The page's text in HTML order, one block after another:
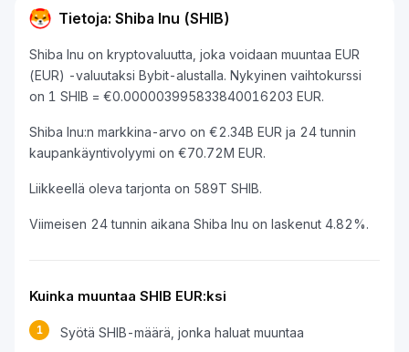
Tietoja: Shiba Inu (SHIB)
Shiba Inu on kryptovaluutta, joka voidaan muuntaa EUR
(EUR) -valuutaksi Bybit-alustalla. Nykyinen vaihtokurssi
on 1 SHIB = €0.000003995833840016203 EUR.
Shiba Inu:n markkina-arvo on €2.34B EUR ja 24 tunnin
kaupankäyntivolyymi on €70.72M EUR.
Liikkeellä oleva tarjonta on 589T SHIB.
Viimeisen 24 tunnin aikana Shiba Inu on laskenut 4.82%.
Kuinka muuntaa SHIB EUR:ksi
1 Syötä SHIB-määrä, jonka haluat muuntaa